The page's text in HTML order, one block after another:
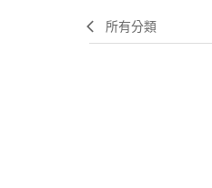
所有分類